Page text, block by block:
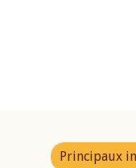
Principaux